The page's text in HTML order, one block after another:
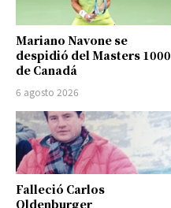
Mariano Navone se
despidió del Masters 1000
de Canadá
6 agosto 2026
Falleció Carlos
Oldenburger